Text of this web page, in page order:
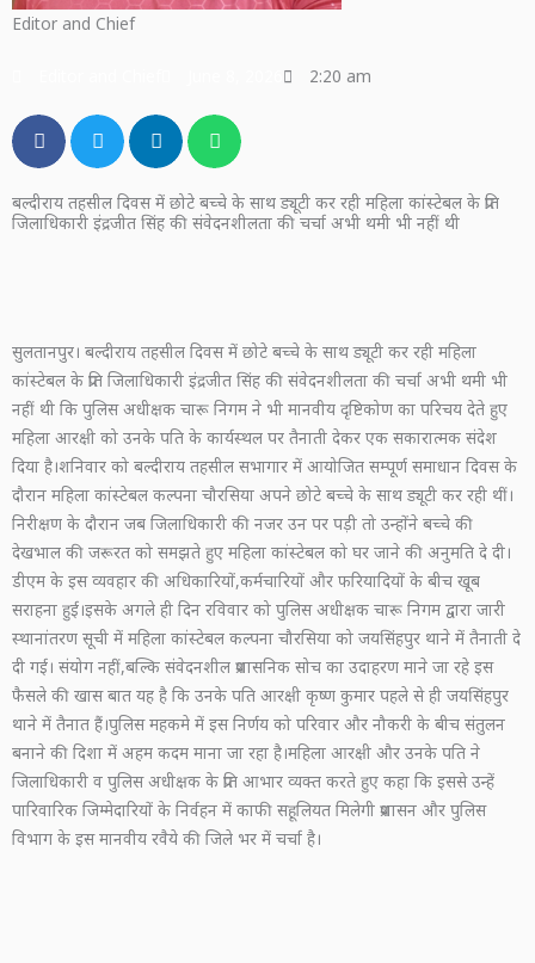
Editor and Chief
2:20 am
बल्दीराय तहसील दिवस में छोटे बच्चे के साथ ड्यूटी कर रही महिला कांस्टेबल के प्रति
जिलाधिकारी इंद्रजीत सिंह की संवेदनशीलता की चर्चा अभी थमी भी नहीं थी
सुलतानपुर। बल्दीराय तहसील दिवस में छोटे बच्चे के साथ ड्यूटी कर रही महिला
कांस्टेबल के प्रति जिलाधिकारी इंद्रजीत सिंह की संवेदनशीलता की चर्चा अभी थमी भी
नहीं थी कि पुलिस अधीक्षक चारू निगम ने भी मानवीय दृष्टिकोण का परिचय देते हुए
महिला आरक्षी को उनके पति के कार्यस्थल पर तैनाती देकर एक सकारात्मक संदेश
दिया है।शनिवार को बल्दीराय तहसील सभागार में आयोजित सम्पूर्ण समाधान दिवस के
दौरान महिला कांस्टेबल कल्पना चौरसिया अपने छोटे बच्चे के साथ ड्यूटी कर रही थीं।
निरीक्षण के दौरान जब जिलाधिकारी की नजर उन पर पड़ी तो उन्होंने बच्चे की
देखभाल की जरूरत को समझते हुए महिला कांस्टेबल को घर जाने की अनुमति दे दी।
डीएम के इस व्यवहार की अधिकारियों,कर्मचारियों और फरियादियों के बीच खूब
सराहना हुई।इसके अगले ही दिन रविवार को पुलिस अधीक्षक चारू निगम द्वारा जारी
स्थानांतरण सूची में महिला कांस्टेबल कल्पना चौरसिया को जयसिंहपुर थाने में तैनाती दे
दी गई। संयोग नहीं,बल्कि संवेदनशील प्रशासनिक सोच का उदाहरण माने जा रहे इस
फैसले की खास बात यह है कि उनके पति आरक्षी कृष्ण कुमार पहले से ही जयसिंहपुर
थाने में तैनात हैं।पुलिस महकमे में इस निर्णय को परिवार और नौकरी के बीच संतुलन
बनाने की दिशा में अहम कदम माना जा रहा है।महिला आरक्षी और उनके पति ने
जिलाधिकारी व पुलिस अधीक्षक के प्रति आभार व्यक्त करते हुए कहा कि इससे उन्हें
पारिवारिक जिम्मेदारियों के निर्वहन में काफी सहूलियत मिलेगी प्रशासन और पुलिस
विभाग के इस मानवीय रवैये की जिले भर में चर्चा है।